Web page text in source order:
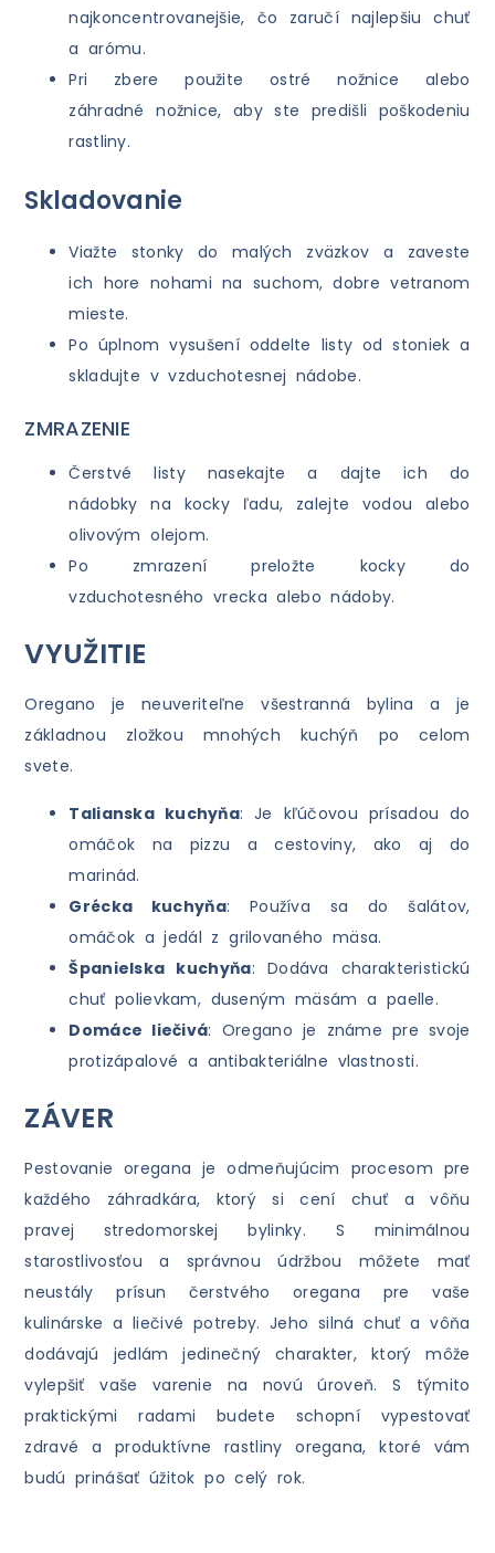
najkoncentrovanejšie, čo zaručí najlepšiu chuť
a arómu.
Pri zbere použite ostré nožnice alebo
záhradné nožnice, aby ste predišli poškodeniu
rastliny.
Skladovanie
Viažte stonky do malých zväzkov a zaveste
ich hore nohami na suchom, dobre vetranom
mieste.
Po úplnom vysušení oddelte listy od stoniek a
skladujte v vzduchotesnej nádobe.
ZMRAZENIE
Čerstvé listy nasekajte a dajte ich do
nádobky na kocky ľadu, zalejte vodou alebo
olivovým olejom.
Po zmrazení preložte kocky do
vzduchotesného vrecka alebo nádoby.
VYUŽITIE
Oregano je neuveriteľne všestranná bylina a je
základnou zložkou mnohých kuchýň po celom
svete.
Talianska kuchyňa: Je kľúčovou prísadou do
omáčok na pizzu a cestoviny, ako aj do
marinád.
Grécka kuchyňa: Používa sa do šalátov,
omáčok a jedál z grilovaného mäsa.
Španielska kuchyňa: Dodáva charakteristickú
chuť polievkam, duseným mäsám a paelle.
Domáce liečivá: Oregano je známe pre svoje
protizápalové a antibakteriálne vlastnosti.
ZÁVER
Pestovanie oregana je odmeňujúcim procesom pre
každého záhradkára, ktorý si cení chuť a vôňu
pravej stredomorskej bylinky. S minimálnou
starostlivosťou a správnou údržbou môžete mať
neustály prísun čerstvého oregana pre vaše
kulinárske a liečivé potreby. Jeho silná chuť a vôňa
dodávajú jedlám jedinečný charakter, ktorý môže
vylepšiť vaše varenie na novú úroveň. S týmito
praktickými radami budete schopní vypestovať
zdravé a produktívne rastliny oregana, ktoré vám
budú prinášať úžitok po celý rok.